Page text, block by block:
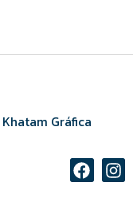
Khatam Gráfica